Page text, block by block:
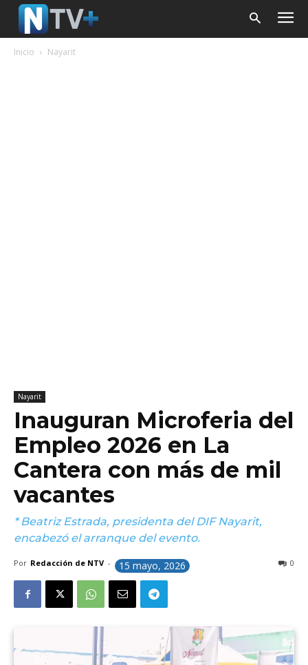
Inicio Nayarit
Nayarit
Inauguran Microferia del
Empleo 2026 en La
Cantera con más de mil
vacantes
* Beatriz Estrada, presidenta del DIF Nayarit,
encabezó el arranque del evento.
Por Redacción de NTV - 15 mayo, 2026 0